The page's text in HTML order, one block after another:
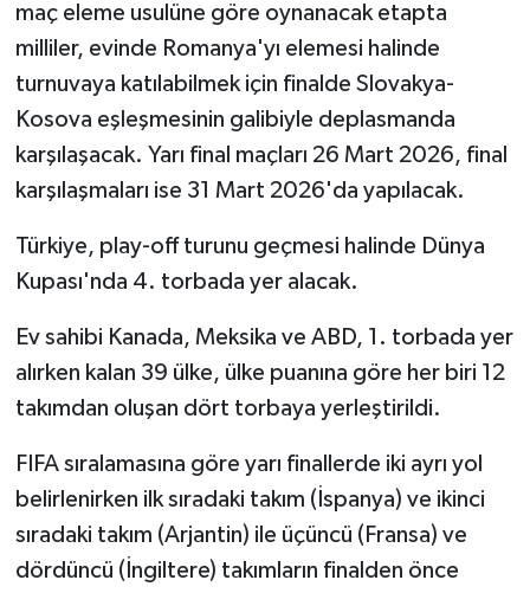
maç eleme usulüne göre oynanacak etapta
milliler, evinde Romanya'yı elemesi halinde
turnuvaya katılabilmek için finalde Slovakya-
Kosova eşleşmesinin galibiyle deplasmanda
karşılaşacak. Yarı final maçları 26 Mart 2026, final
karşılaşmaları ise 31 Mart 2026'da yapılacak.
Türkiye, play-off turunu geçmesi halinde Dünya
Kupası'nda 4. torbada yer alacak.
Ev sahibi Kanada, Meksika ve ABD, 1. torbada yer
alırken kalan 39 ülke, ülke puanına göre her biri 12
takımdan oluşan dört torbaya yerleştirildi.
FIFA sıralamasına göre yarı finallerde iki ayrı yol
belirlenirken ilk sıradaki takım (İspanya) ve ikinci
sıradaki takım (Arjantin) ile üçüncü (Fransa) ve
dördüncü (İngiltere) takımların finalden önce